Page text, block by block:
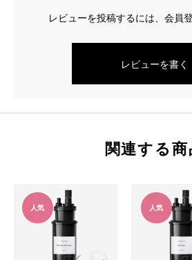
レビューを投稿するには、会員
レビューを書く
関連する商
人気 人気